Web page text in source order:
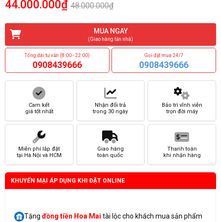
44.000.000₫ 48.000.000₫
MUA NGAY
(Giao hàng tận nhà)
Tổng đài tư vấn (8:00 - 22:00)
0908439666
Gọi đặt mua 24/7
0908439666
Cam kết
giá tốt nhất
Nhận đổi trả
trong 30 ngày
Bảo trì vĩnh viễn
trọn đời máy
Miễn phí lắp đặt
tại Hà Nội và HCM
Giao hàng
toàn quốc
Thanh toán
khi nhận hàng
KHUYẾN MẠI ÁP DỤNG KHI ĐẶT ONLINE
Tặng đồng tiền Hoa Mai tài lộc cho khách mua sản phẩm